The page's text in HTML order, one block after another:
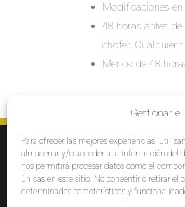
Gestionar
Para ofrecer las mejores experiencias,
almacenar y/o acceder a la información del
nos permitirá procesar datos como el
únicas en este sitio. No consentir o retirar
determinadas características y
Modificaciones
48 horas antes
chofer. Cualquier
Menos de 48